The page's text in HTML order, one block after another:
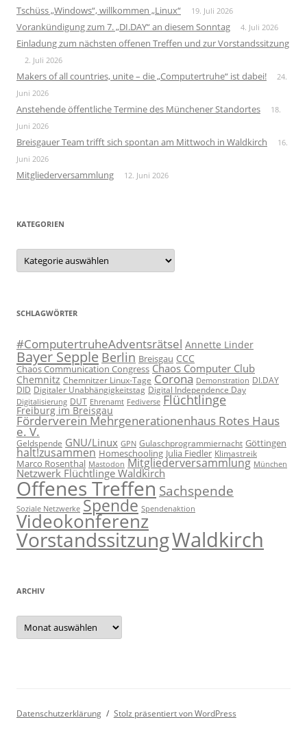
Tschüss „Windows“, willkommen „Linux“ 19. Juli 2026
Vorankündigung zum 7. „DI.DAY“ an diesem Sonntag 4. Juli 2026
Einladung zum nächsten offenen Treffen und zur Vorstandssitzung
2. Juli 2026
Makers of all countries, unite – die „Computertruhe“ ist dabei!
24.
Juni 2026
Anstehende öffentliche Termine des Münchener Standortes
18.
Juni 2026
Breisgauer Team trifft sich spontan am Mittwoch in Waldkirch
16.
Juni 2026
Mitgliederversammlung 12. Juni 2026
KATEGORIEN
Kategorien
SCHLAGWÖRTER
#ComputertruheAdventsrätsel Annette Linder
Bayer Sepple Berlin Breisgau CCC
Chaos Communication Congress Chaos Computer Club
Chemnitz Chemnitzer Linux-Tage Corona Demonstration DI.DAY
DID Digitaler Unabhängigkeitstag Digital Independence Day
Digitalisierung DUT Ehrenamt Fediverse Flüchtlinge
Freiburg im Breisgau
Förderverein Mehrgenerationenhaus Rotes Haus
e. V.
Geldspende GNU/Linux GPN Gulaschprogrammiernacht Göttingen
halt!zusammen Homeschooling Julia Fiedler Klimastreik
Marco Rosenthal Mastodon Mitgliederversammlung München
Netzwerk Flüchtlinge Waldkirch
Offenes Treffen Sachspende
Soziale Netzwerke Spende Spendenaktion
Videokonferenz
VorstandssitzungWaldkirch
ARCHIV
Archiv
Datenschutzerklärung Stolz präsentiert von WordPress